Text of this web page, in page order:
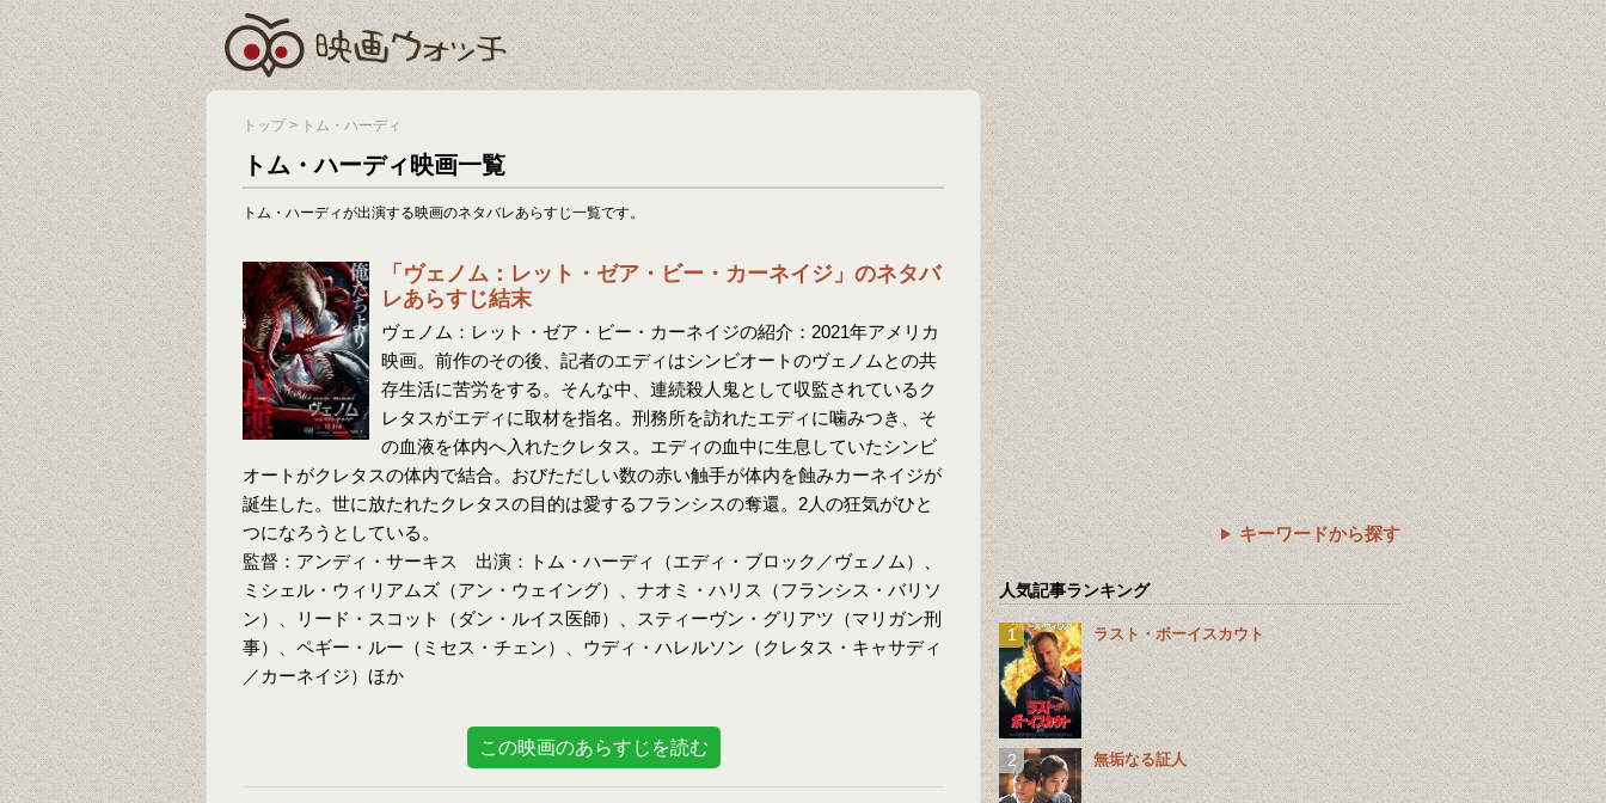
トップ > トム・ハーディ
トム・ハーディ映画一覧
トム・ハーディが出演する映画のネタバレあらすじ一覧です。
「ヴェノム：レット・ゼア・ビー・カーネイジ」のネタバ
レあらすじ結末
ヴェノム：レット・ゼア・ビー・カーネイジの紹介：2021年アメリカ
映画。前作のその後、記者のエディはシンビオートのヴェノムとの共
存生活に苦労をする。そんな中、連続殺人鬼として収監されているク
レタスがエディに取材を指名。刑務所を訪れたエディに噛みつき、そ
の血液を体内へ入れたクレタス。エディの血中に生息していたシンビ
オートがクレタスの体内で結合。おびただしい数の赤い触手が体内を蝕みカーネイジが
誕生した。世に放たれたクレタスの目的は愛するフランシスの奪還。2人の狂気がひと
つになろうとしている。
監督：アンディ・サーキス 出演：トム・ハーディ（エディ・ブロック／ヴェノム）、
ミシェル・ウィリアムズ（アン・ウェイング）、ナオミ・ハリス（フランシス・バリソ
ン）、リード・スコット（ダン・ルイス医師）、スティーヴン・グリアツ（マリガン刑
事）、ペギー・ルー（ミセス・チェン）、ウディ・ハレルソン（クレタス・キャサディ
／カーネイジ）ほか
この映画のあらすじを読む
キーワードから探す
人気記事ランキング
ラスト・ボーイスカウト
無垢なる証人